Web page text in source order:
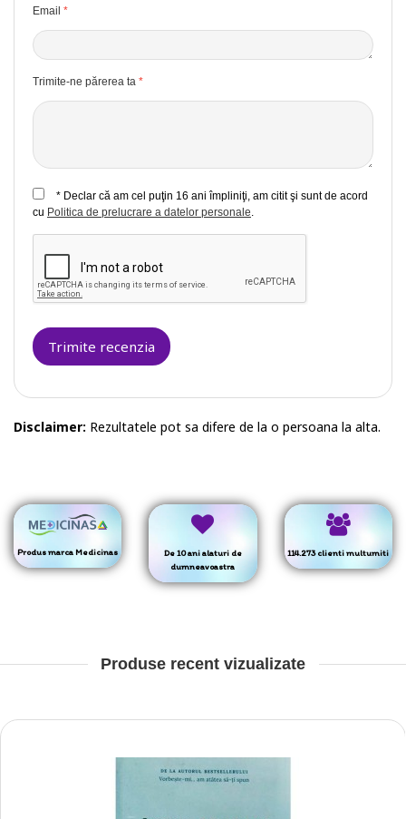
Email
Trimite-ne părerea ta
* Declar că am cel puţin 16 ani împliniţi, am citit şi sunt de acord
cu Politica de prelucrare a datelor personale.
Trimite recenzia
Disclaimer: Rezultatele pot sa difere de la o persoana la alta.
Produs marca Medicinas
De 10 ani alaturi de
dumneavoastra
114.273 clienti multumiti
Produse recent vizualizate